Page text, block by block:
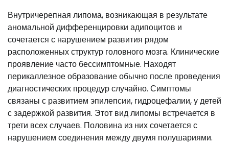
Внутричерепная липома, возникающая в результате
аномальной дифференцировки адипоцитов и
сочетается с нарушением развития рядом
расположенных структур головного мозга. Клинические
проявление часто бессимптомные. Находят
перикаллезное образование обычно после проведения
диагностических процедур случайно. Симптомы
связаны с развитием эпилепсии, гидроцефалии, у детей
с задержкой развития. Этот вид липомы встречается в
трети всех случаев. Половина из них сочетается с
нарушением соединения между двумя полушариями.